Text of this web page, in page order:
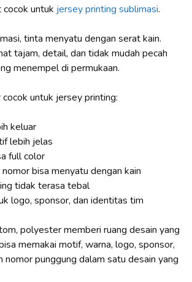
untuk jersey printing sublimasi.
tinta menyatu dengan serat kain.
tajam, detail, dan tidak mudah pecah
menempel di permukaan.
untuk jersey printing:
keluar
lebih jelas
full color
bisa menyatu dengan kain
tidak terasa tebal
logo, sponsor, dan identitas tim
polyester memberi ruang desain yang
memakai motif, warna, logo, sponsor,
nomor punggung dalam satu desain yang